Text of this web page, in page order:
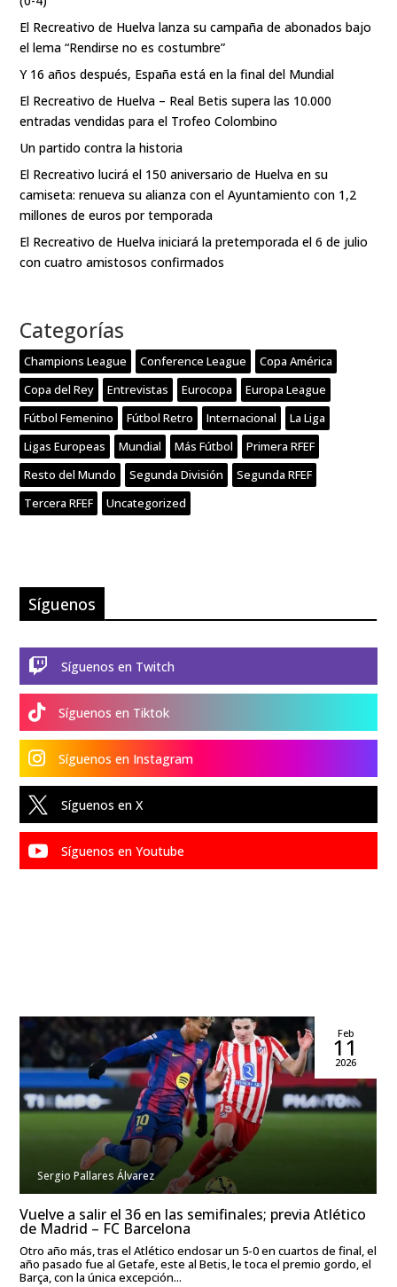
El Recreativo de Huelva lanza su campaña de abonados bajo
el lema “Rendirse no es costumbre”
Y 16 años después, España está en la final del Mundial
El Recreativo de Huelva – Real Betis supera las 10.000
entradas vendidas para el Trofeo Colombino
Un partido contra la historia
El Recreativo lucirá el 150 aniversario de Huelva en su
camiseta: renueva su alianza con el Ayuntamiento con 1,2
millones de euros por temporada
El Recreativo de Huelva iniciará la pretemporada el 6 de julio
con cuatro amistosos confirmados
Categorías
Champions League Conference League
Copa América
Copa del Rey
Entrevistas Eurocopa
Europa League
Fútbol Femenino
Fútbol Retro Internacional
La Liga
Ligas Europeas
Mundial Más Fútbol
Primera RFEF
Resto del Mundo
Segunda División
Segunda RFEF
Tercera RFEF
Uncategorized
Síguenos
 Síguenos en Twitch
 Síguenos en Tiktok
 Síguenos en Instagram
 Síguenos en X
 Síguenos en Youtube
Sergio Pallares Álvarez
Feb
11
2026
Vuelve a salir el 36 en las semifinales; previa Atlético
de Madrid – FC Barcelona
Otro año más, tras el Atlético endosar un 5-0 en cuartos de final, el
año pasado fue al Getafe, este al Betis, le toca el premio gordo, el
Barça, con la única excepción...